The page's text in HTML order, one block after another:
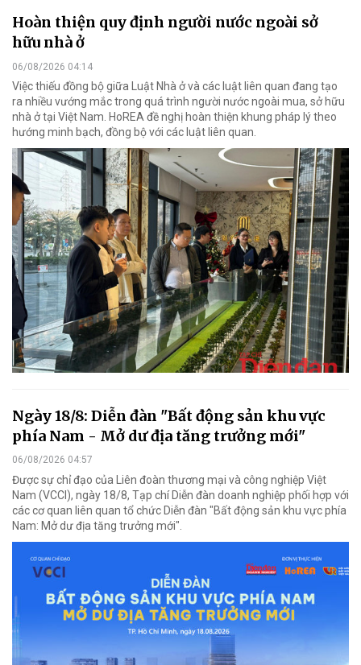
Hoàn thiện quy định người nước ngoài sở
hữu nhà ở
06/08/2026 04:14
Việc thiếu đồng bộ giữa Luật Nhà ở và các luật liên quan đang tạo
ra nhiều vướng mắc trong quá trình người nước ngoài mua, sở hữu
nhà ở tại Việt Nam. HoREA đề nghị hoàn thiện khung pháp lý theo
hướng minh bạch, đồng bộ với các luật liên quan.
Ngày 18/8: Diễn đàn "Bất động sản khu vực
phía Nam - Mở dư địa tăng trưởng mới"
06/08/2026 04:57
Được sự chỉ đạo của Liên đoàn thương mại và công nghiệp Việt
Nam (VCCI), ngày 18/8, Tạp chí Diễn đàn doanh nghiệp phối hợp với
các cơ quan liên quan tổ chức Diễn đàn "Bất động sản khu vực phía
Nam: Mở dư địa tăng trưởng mới".